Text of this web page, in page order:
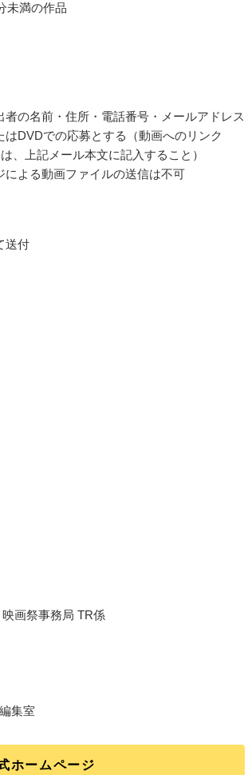
未満の作品
の名前・住所・電話番号・メールアドレス
DVDでの応募とする（動画へのリンク
、上記メール本文に記入すること）
よる動画ファイルの送信は不可
送付
画祭事務局 TR係
集室
ホームページ